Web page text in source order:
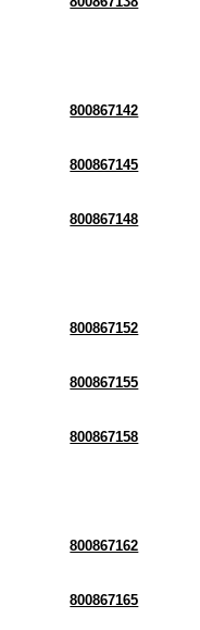
800867142
800867145
800867148
800867152
800867155
800867158
800867162
800867165